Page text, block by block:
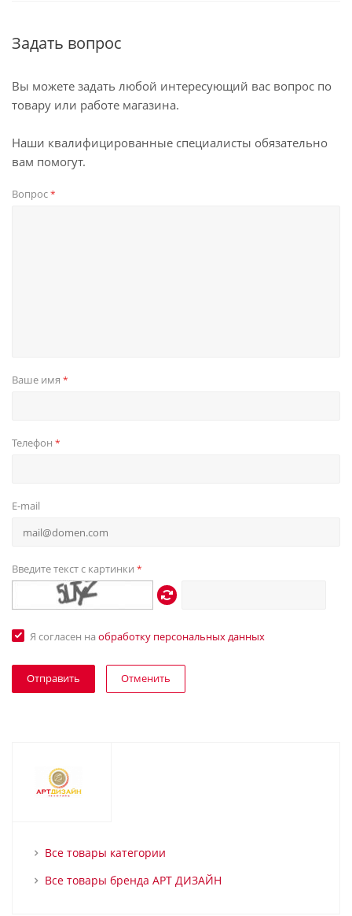
Задать вопрос
Вы можете задать любой интересующий вас вопрос по
товару или работе магазина.
Наши квалифицированные специалисты обязательно
вам помогут.
Вопрос*
Ваше имя *
Телефон *
E-mail
Введите текст с картинки *
Я согласен на обработку персональных данных
Отменить
Все товары категории
Все товары бренда АРТ ДИЗАЙН